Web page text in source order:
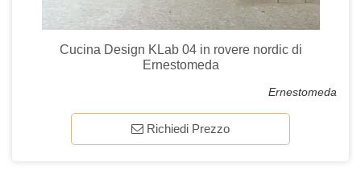
Cucina Design KLab 04 in rovere nordic di
Ernestomeda
Ernestomeda
Richiedi Prezzo